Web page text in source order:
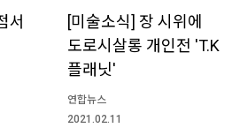
서
[미술소식] 장 시위에
도로시살롱 개인전 'T.K
플래닛'
연합뉴스
2021.02.11